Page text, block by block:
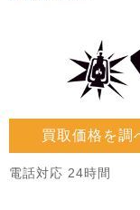
買取価格を調
電話対応 24時間